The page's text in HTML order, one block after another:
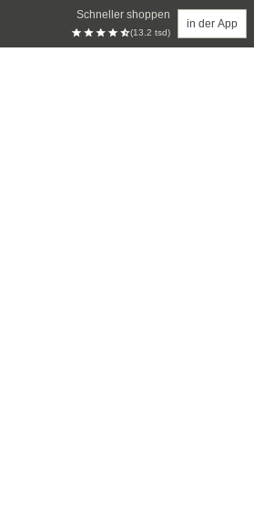
Schneller shoppen
(13.2 tsd)
in der App